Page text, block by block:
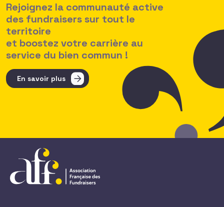
Rejoignez la communauté active
des fundraisers sur tout le
territoire
et boostez votre carrière au
service du bien commun !
En savoir plus